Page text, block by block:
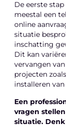
De eerste
meestal een
online
situatie
inschatting
Dit kan
vervangen
projecten
installeren
Een
vragen
situatie.